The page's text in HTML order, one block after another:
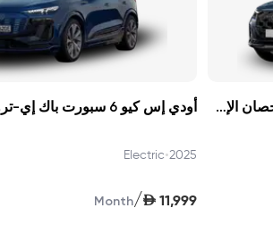
أودي كيو 7 خط S 45 TFSI كواترو 252 حصان الإصدار الأول 2026 أودي إس كيو 6 سبورت باك إي-ترون 2025
2025
•
Electric
AED 11,999
/
Month